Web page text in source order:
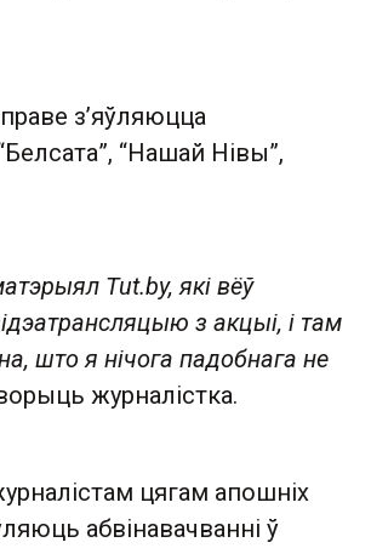
з’яўляюцца
“Нашай Нівы”,
Tut.by, які вёў
з акцыі, і там
што я нічога падобнага не
журналістка.
цягам апошніх
абвінавачванні ў